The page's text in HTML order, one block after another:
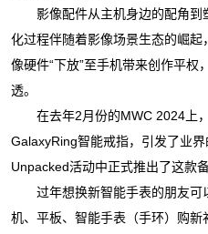
影像配件从主机身边的配角到
化过程伴随着影像场景生态的崛
像硬件“下放”至手机带来创作平
透。
在去年2月份的MWC 2024上，
GalaxyRing智能戒指，引发了业
Unpacked活动中正式推出了这款
过年想换新智能手表的朋友可
机、平板、智能手表（手环）购